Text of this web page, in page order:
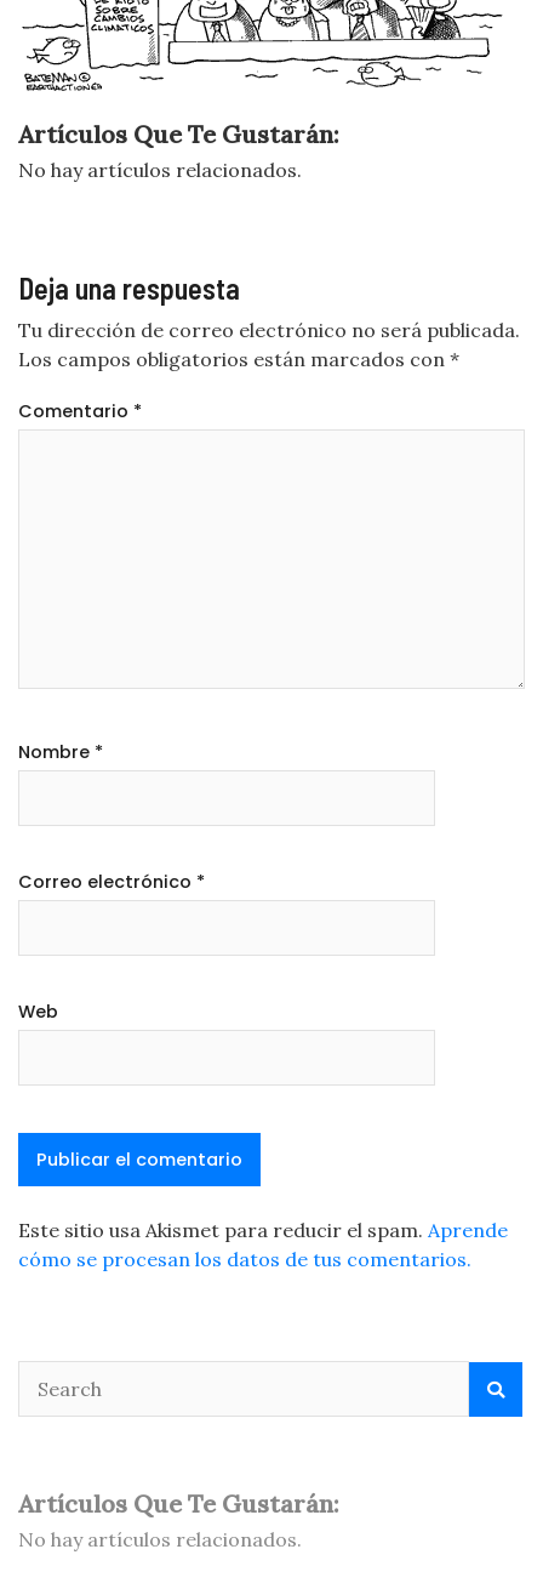
Artículos Que Te Gustarán:
No hay artículos relacionados.
Deja una respuesta
Tu dirección de correo electrónico no será publicada.
Los campos obligatorios están marcados con *
Comentario *
Nombre *
Correo electrónico *
Web
Este sitio usa Akismet para reducir el spam. Aprende
cómo se procesan los datos de tus comentarios.
Artículos Que Te Gustarán:
No hay artículos relacionados.